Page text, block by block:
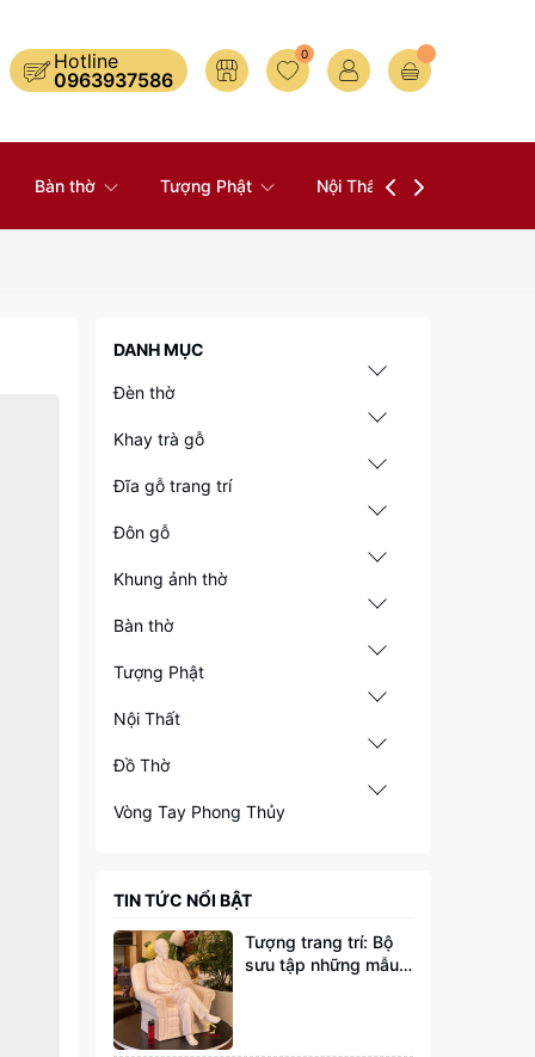
Hotline
0963937586
0
Bàn thờ Tượng Phật Nội Thất
DANH MỤC
Đèn thờ
Khay trà gỗ
Đĩa gỗ trang trí
Đôn gỗ
Khung ảnh thờ
Bàn thờ
Tượng Phật
Nội Thất
Đồ Thờ
Vòng Tay Phong Thủy
TIN TỨC NỔI BẬT
Tượng trang trí: Bộ
sưu tập những mẫu